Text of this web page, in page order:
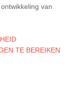
van
TE BEREIKEN